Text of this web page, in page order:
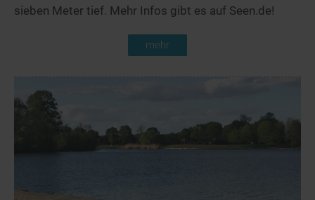
sieben Meter tief. Mehr Infos gibt es auf Seen.de!
mehr